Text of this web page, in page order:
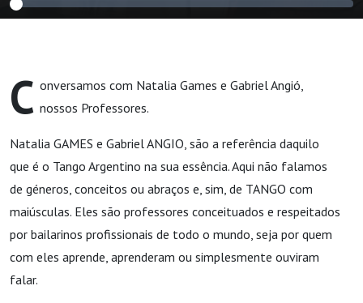
C onversamos com Natalia Games e Gabriel Angió,
nossos Professores.
Natalia GAMES e Gabriel ANGIO, são a referência daquilo
que é o Tango Argentino na sua essência.Aqui não falamos
de géneros, conceitos ou abraços e, sim, de TANGO com
maiúsculas. Eles são professores conceituados e respeitados
por bailarinos profissionais de todo o mundo, seja por quem
com eles aprende, aprenderam ou simplesmente ouviram
falar.